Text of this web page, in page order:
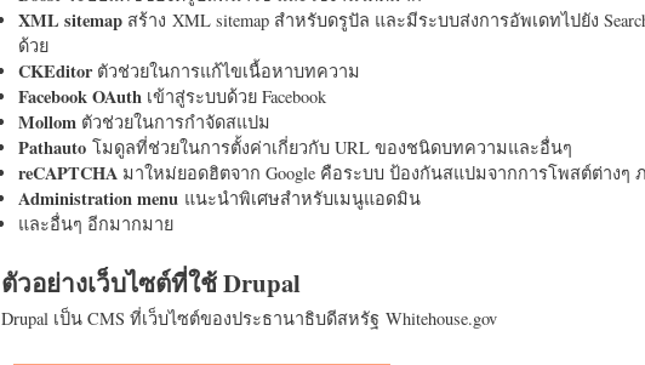
XML sitemapสร้าง XML sitemap สำหรับดรูปัล และมีระบบส่งการอัพเดทไปยัง
ด้วย
CKEditorตัวช่วยในการแก้ไขเนื้อหาบทความ
Facebook OAuth เข้าสู่ระบบด้วย Facebook
Mollom ตัวช่วยในการกำจัดสแปม
Pathautoโมดูลที่ช่วยในการตั้งค่าเกี่ยวกับ URL ของชนิดบทความและอื่นๆ
reCAPTCHA มาใหม่ยอดฮิตจาก Google คือระบบ ป้องกันสแปมจากการโพสต์ต่างๆ
Administration menu แนะนำพิเศษสำหรับเมนูแอดมิน
และอื่นๆ อีกมากมาย
ตัวอย่างเว็บไซต์ที่ใช้ Drupal
Drupal เป็น CMS ที่เว็บไซต์ของประธานาธิบดีสหรัฐ Whitehouse.gov